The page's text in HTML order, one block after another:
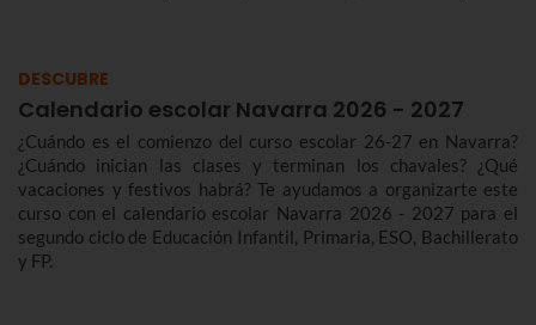
DESCUBRE
Calendario escolar Navarra 2026 - 2027
¿Cuándo es el comienzo del curso escolar 26-27 en Navarra?
¿Cuándo inician las clases y terminan los chavales? ¿Qué
vacaciones y festivos habrá? Te ayudamos a organizarte este
curso con el calendario escolar Navarra 2026 - 2027 para el
segundo ciclo de Educación Infantil, Primaria, ESO, Bachillerato
y FP.